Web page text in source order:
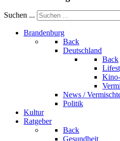
Suchen ...
Brandenburg
Back
Deutschland
Back
News /
Politik
Kultur
Ratgeber
Back
Gesundheit